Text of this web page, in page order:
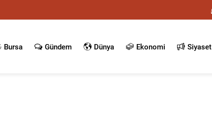
Bursa Gündem Dünya Ekonomi Siyaset